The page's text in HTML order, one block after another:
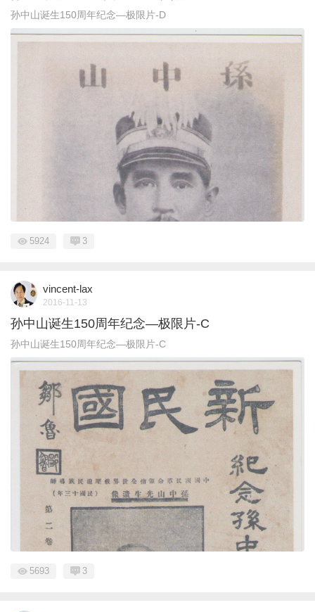
孙中山诞生150周年纪念—极限片-D
5924 3
vincent-lax
2016-11-13
孙中山诞生150周年纪念—极限片-C
孙中山诞生150周年纪念—极限片-C
5693 3